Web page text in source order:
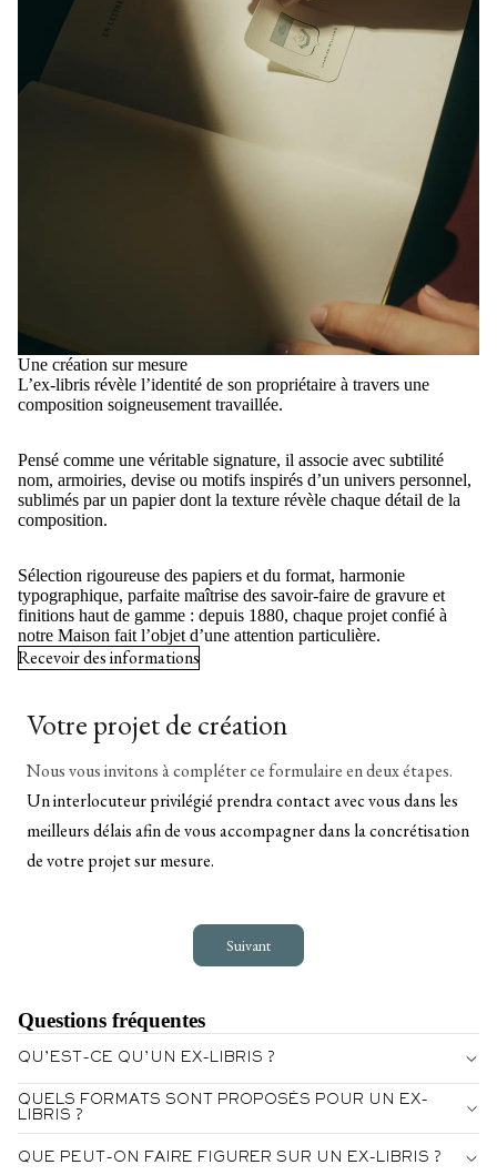
Une création sur mesure
L’ex-libris révèle l’identité de son propriétaire à travers une
composition soigneusement travaillée.
Pensé comme une véritable signature, il associe avec subtilité
nom, armoiries, devise ou motifs inspirés d’un univers personnel,
sublimés par un papier dont la texture révèle chaque détail de la
composition.
Sélection rigoureuse des papiers et du format, harmonie
typographique, parfaite maîtrise des savoir-faire de gravure et
finitions haut de gamme : depuis 1880, chaque projet confié à
notre Maison fait l’objet d’une attention particulière.
Recevoir des informations
Votre projet de création
Nous vous invitons à compléter ce formulaire en deux étapes.
Un interlocuteur privilégié prendra contact avec vous dans les
meilleurs délais afin de vous accompagner dans la concrétisation
de votre projet sur mesure.
Suivant
Questions fréquentes
QU’EST-CE QU’UN EX-LIBRIS ?
QUELS FORMATS SONT PROPOSÉS POUR UN EX-
LIBRIS ?
QUE PEUT-ON FAIRE FIGURER SUR UN EX-LIBRIS ?